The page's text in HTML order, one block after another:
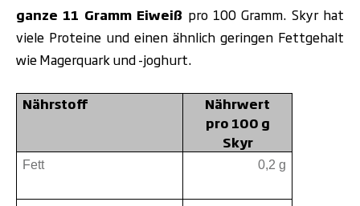
ganze 11 Gramm Eiweiß pro 100 Gramm. Skyr hat
viele Proteine und einen ähnlich geringen Fettgehalt
wie Magerquark und -joghurt.
Nährstoff
Nährwert
pro 100 g
Skyr
Fett 0,2 g